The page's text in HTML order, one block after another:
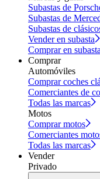
Subastas de
Subastas de
Subastas de
Vender en subasta
Comprar en subasta
Comprar
Automóviles
Comprar coches
Comerciantes de
Todas las marcas
Motos
Comprar motos
Comerciantes
Todas las marcas
Vender
Privado